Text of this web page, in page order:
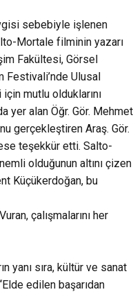
sebebiyle işlenen
Mortale filminin yazarı
Fakültesi, Görsel
Festivali’nde Ulusal
mutlu olduklarını
yer alan Öğr. Gör. Mehmet
gerçekleştiren Araş. Gör.
teşekkür etti. Salto-
olduğunun altını çizen
Küçükerdoğan, bu
çalışmalarını her
yanı sıra, kültür ve sanat
edilen başarıdan